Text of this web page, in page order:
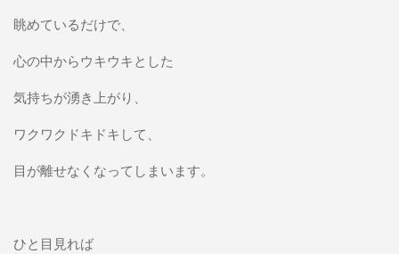
眺めているだけで、
心の中からウキウキとした
気持ちが湧き上がり、
ワクワクドキドキして、
目が離せなくなってしまいます。
ひと目見れば